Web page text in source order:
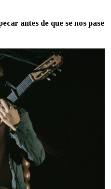
antes de que se nos pase